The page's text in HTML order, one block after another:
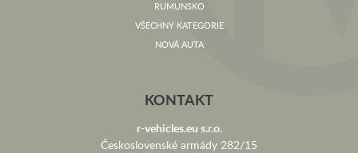
RUMUNSKO
VŠECHNY KATEGORIE
NOVÁ AUTA
KONTAKT
r-vehicles.eu s.r.o.
Československé armády 282/15